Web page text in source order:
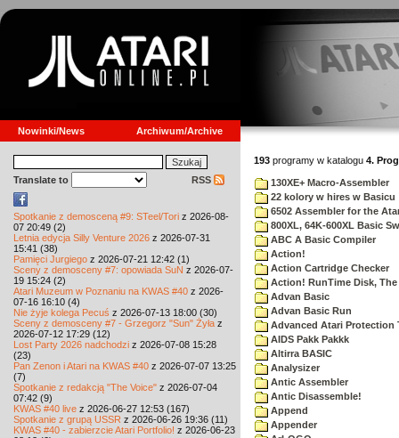
Nowinki/News Archiwum/Archive
Translate to RSS
Spotkanie z demosceną #9: STeel/Tori z 2026-08-
07 20:49 (2)
Letnia edycja Silly Venture 2026 z 2026-07-31
15:41 (38)
Pamięci Jurgiego z 2026-07-21 12:42 (1)
Sceny z demosceny #7: opowiada SuN z 2026-07-
19 15:24 (2)
Atari Muzeum w Poznaniu na KWAS #40 z 2026-
07-16 16:10 (4)
Nie żyje kolega Pecuś z 2026-07-13 18:00 (30)
Sceny z demosceny #7 - Grzegorz "Sun" Żyła z
2026-07-12 17:29 (12)
Lost Party 2026 nadchodzi z 2026-07-08 15:28
(23)
Pan Zenon i Atari na KWAS #40 z 2026-07-07 13:25
(7)
Spotkanie z redakcją "The Voice" z 2026-07-04
07:42 (9)
KWAS #40 live z 2026-06-27 12:53 (167)
Spotkanie z grupą USSR z 2026-06-26 19:36 (11)
KWAS #40 - zabierzcie Atari Portfolio! z 2026-06-23
193 programy w katalogu 4.
130XE+ Macro-Assembler
22 kolory w hires w Basicu
6502 Assembler for the
800XL, 64K-600XL Basic
ABC A Basic Compiler
Action!
Action Cartridge Checker
Action! RunTime Disk, The
Advan Basic
Advan Basic Run
Advanced Atari Protection
AIDS Pakk Pakkk
Altirra BASIC
Analysizer
Antic Assembler
Antic Disassemble!
Append
Appender